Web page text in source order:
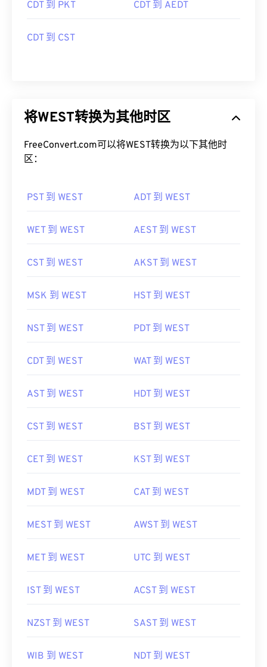
CDT 到 PKT CDT 到 AEDT
CDT 到 CST
将WEST转换为其他时区
FreeConvert.com可以将WEST转换为以下其他时
区：
PST 到 WEST ADT 到 WEST
WET 到 WEST AEST 到 WEST
CST 到 WEST AKST 到 WEST
MSK 到 WEST HST 到 WEST
NST 到 WEST PDT 到 WEST
CDT 到 WEST WAT 到 WEST
AST 到 WEST HDT 到 WEST
CST 到 WEST BST 到 WEST
CET 到 WEST KST 到 WEST
MDT 到 WEST CAT 到 WEST
MEST 到 WEST AWST 到 WEST
MET 到 WEST UTC 到 WEST
IST 到 WEST ACST 到 WEST
NZST 到 WEST SAST 到 WEST
WIB 到 WEST NDT 到 WEST